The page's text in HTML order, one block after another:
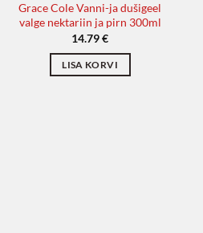
Grace Cole Vanni-ja dušigeel
valge nektariin ja pirn 300ml
14.79€
LISA KORVI